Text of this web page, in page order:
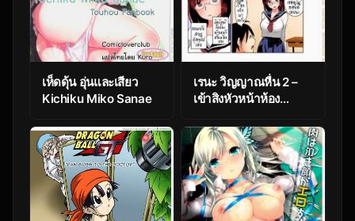
เห็ดดุ้น อุ่นและเสียว
Kichiku Miko Sanae
เรนะ วิญญาณหื่น 2 –
เข้าสิงหัวหน้าห้อง
Houdai Iki Houdai